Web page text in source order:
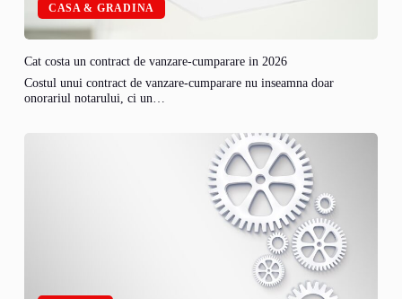
CASA & GRADINA
Cat costa un contract de vanzare-cumparare in 2026
Costul unui contract de vanzare-cumparare nu inseamna doar
onorariul notarului, ci un…